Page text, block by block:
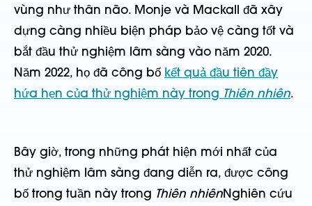
vùng như thân não. Monje và Mackall đã xây
dựng càng nhiều biện pháp bảo vệ càng tốt và
bắt đầu thử nghiệm lâm sàng vào năm 2020.
Năm 2022, họ đã công bố kết quả đầu tiên đầy
hứa hẹn của thử nghiệm này trong Thiên nhiên.
Bây giờ, trong những phát hiện mới nhất của
thử nghiệm lâm sàng đang diễn ra, được công
bố trong tuần này trong Thiên nhiênNghiên cứu